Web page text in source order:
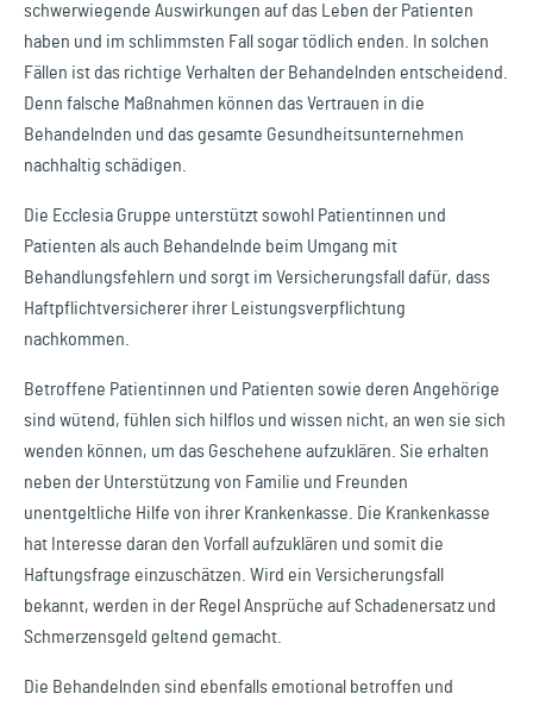
schwerwiegende Auswirkungen auf das Leben der Patienten
haben und im schlimmsten Fall sogar tödlich enden. In solchen
Fällen ist das richtige Verhalten der Behandelnden entscheidend.
Denn falsche Maßnahmen können das Vertrauen in die
Behandelnden und das gesamte Gesundheitsunternehmen
nachhaltig schädigen.
Die Ecclesia Gruppe unterstützt sowohl Patientinnen und
Patienten als auch Behandelnde beim Umgang mit
Behandlungsfehlern und sorgt im Versicherungsfall dafür, dass
Haftpflichtversicherer ihrer Leistungsverpflichtung
nachkommen.
Betroffene Patientinnen und Patienten sowie deren Angehörige
sind wütend, fühlen sich hilflos und wissen nicht, an wen sie sich
wenden können, um das Geschehene aufzuklären. Sie erhalten
neben der Unterstützung von Familie und Freunden
unentgeltliche Hilfe von ihrer Krankenkasse. Die Krankenkasse
hat Interesse daran den Vorfall aufzuklären und somit die
Haftungsfrage einzuschätzen. Wird ein Versicherungsfall
bekannt, werden in der Regel Ansprüche auf Schadenersatz und
Schmerzensgeld geltend gemacht.
Die Behandelnden sind ebenfalls emotional betroffen und